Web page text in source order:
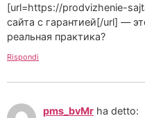
[url=https://prodvizhenie-
сайта с гарантией[/url] —
реальная практика?
Rispondi
pms_bvMr ha detto: